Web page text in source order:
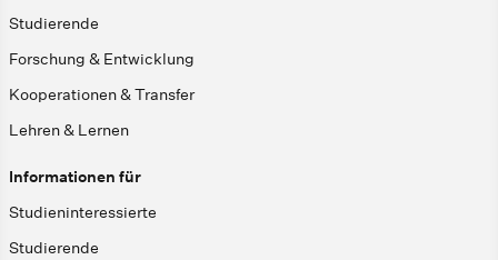
Studierende
Forschung & Entwicklung
Kooperationen & Transfer
Lehren & Lernen
Informationen für
Studieninteressierte
Studierende